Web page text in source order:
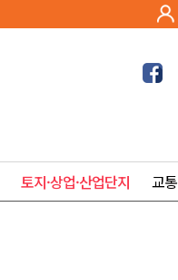
토지·상업·산업단지 교통